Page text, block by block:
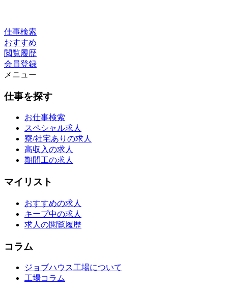
仕事検索
おすすめ
閲覧履歴
会員登録
メニュー
仕事を探す
お仕事検索
スペシャル求人
寮/社宅ありの求人
高収入の求人
期間工の求人
マイリスト
おすすめの求人
キープ中の求人
求人の閲覧履歴
コラム
ジョブハウス工場について
工場コラム